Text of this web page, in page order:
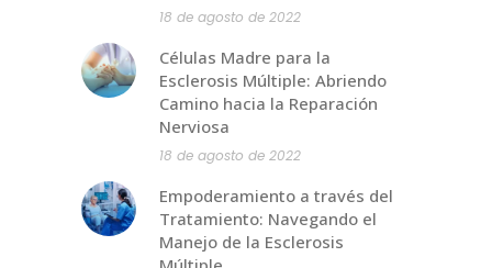
18 de agosto de 2022
Células Madre para la
Esclerosis Múltiple: Abriendo
Camino hacia la Reparación
Nerviosa
18 de agosto de 2022
Empoderamiento a través del
Tratamiento: Navegando el
Manejo de la Esclerosis